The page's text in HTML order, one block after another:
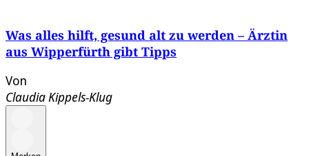
Was alles hilft, gesund alt zu werden – Ärztin
aus Wipperfürth gibt Tipps
Von
Claudia Kippels-Klug